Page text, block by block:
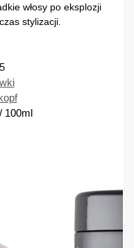
włosy po eksplozji
stylizacji.
100ml